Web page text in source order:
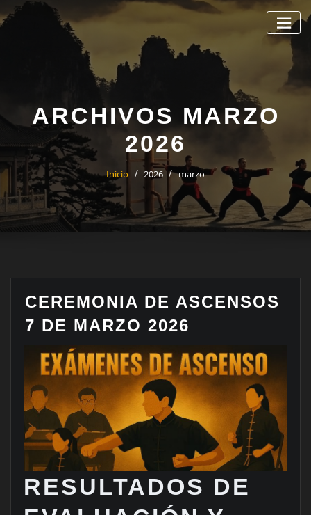
Saltar
al
ARCHIVOS MARZO
2026
Inicio 2026 marzo
CEREMONIA DE ASCENSOS
7 DE MARZO 2026
RESULTADOS DE